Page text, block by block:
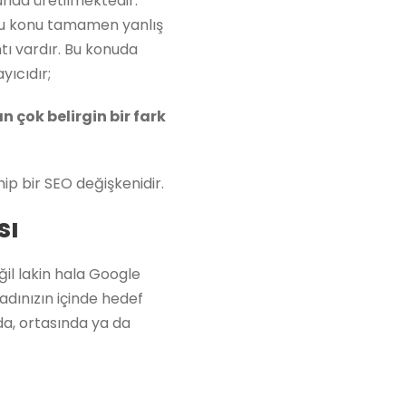
konu tamamen yanlış
vardır. Bu konuda
çok belirgin bir fark
bir SEO değişkenidir.
lakin hala Google
içinde hedef
ortasında ya da